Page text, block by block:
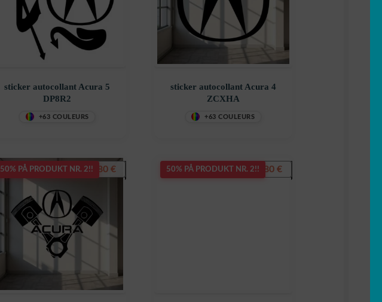
sticker autocollant Acura 5
DP8R2
+63 COULEURS
sticker autocollant Acura 4
ZCXHA
+63 COULEURS
50% PÅ PRODUKT NR. 2!!7,80€ 50% PÅ PRODUKT NR. 2!!7,80 €